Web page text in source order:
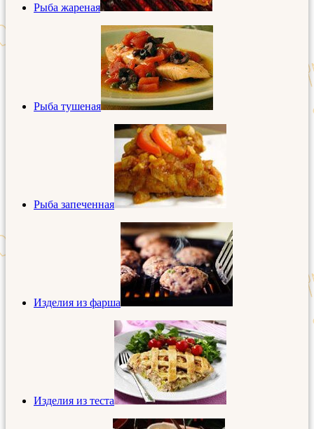
Рыба жареная
Рыба тушеная
Рыба запеченная
Изделия из фарша
Изделия из теста